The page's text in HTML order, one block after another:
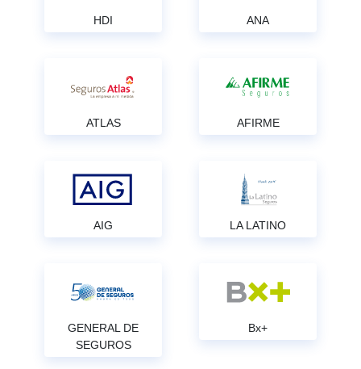
HDI ANA
ATLAS AFIRME
AIG LA LATINO
GENERAL DE
SEGUROS
Bx+